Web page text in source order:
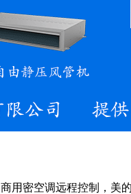
用密空调远程控制，美